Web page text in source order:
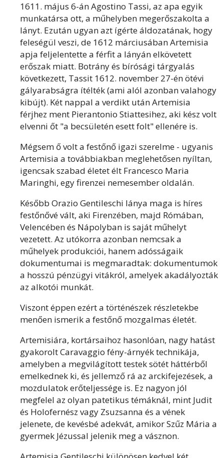
1611. május 6-án Agostino Tassi, az apa egyik
munkatársa ott, a műhelyben megerőszakolta a
lányt. Ezután ugyan azt ígérte áldozatának, hogy
feleségül veszi, de 1612 márciusában Artemisia
apja feljelentette a férfit a lányán elkövetett
erőszak miatt. Botrány és bírósági tárgyalás
következett, Tassit 1612. november 27-én ötévi
gályarabságra ítélték (ami alól azonban valahogy
kibújt). Két nappal a verdikt után Artemisia
férjhez ment Pierantonio Stiattesihez, aki kész volt
elvenni őt "a becsületén esett folt" ellenére is.
Mégsem ő volt a festőnő igazi szerelme - ugyanis
Artemisia a továbbiakban meglehetősen nyíltan,
igencsak szabad életet élt Francesco Maria
Maringhi, egy firenzei nemesember oldalán.
Később Orazio Gentileschi lánya maga is híres
festőnővé vált, aki Firenzében, majd Rómában,
Velencében és Nápolyban is saját műhelyt
vezetett. Az utókorra azonban nemcsak a
műhelyek produkciói, hanem adósságaik
dokumentumai is megmaradtak: dokumentumok
a hosszú pénzügyi vitákról, amelyek akadályozták
az alkotói munkát.
Viszont éppen ezért a történészek részletekbe
menően ismerik a festőnő mozgalmas életét.
Artemisiára, kortársaihoz hasonlóan, nagy hatást
gyakorolt Caravaggio fény-árnyék technikája,
amelyben a megvilágított testek sötét háttérből
emelkednek ki, és jellemző rá az arckifejezések, a
mozdulatok erőteljessége is. Ez nagyon jól
megfelel az olyan patetikus témáknál, mint Judit
és Holofernész vagy Zsuzsanna és a vének
jelenete, de kevésbé adekvát, amikor Szűz Mária a
gyermek Jézussal jelenik meg a vásznon.